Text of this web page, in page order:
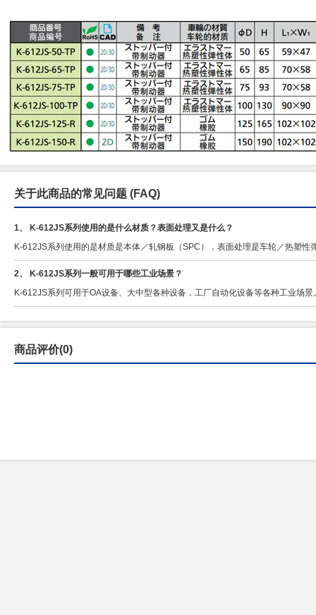
关于此商品的常见问题 (FAQ)
1、 K-612JS系列使用的是什么材质？表面处理又是什么？
K-612JS系列使用的是材质是本体／轧钢板（SPC），表面处理是车轮／热塑性
2、 K-612JS系列一般可用于哪些工业场景？
K-612JS系列可用于OA设备、大中型各种设备，工厂自动化设备等各种工业场景
商品评价(0)